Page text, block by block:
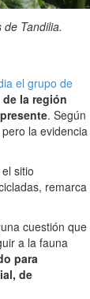
Tandilia.
el grupo de
la región
. Según
la evidencia
sitio
remarca
cuestión que
a la fauna
para
de